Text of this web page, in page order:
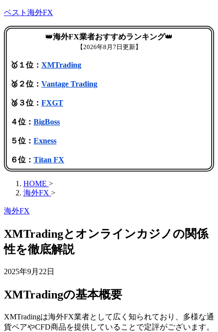
ベスト海外FX
👑海外FX業者おすすめランキング👑
【2026年8月7日更新】
🥇１位： XMTrading
🥈２位： Vantage Trading
🥉３位： FXGT
４位： BigBoss
５位： Exness
６位： Titan FX
HOME >
海外FX >
海外FX
XMTradingとオンラインカジノの関係
性を徹底解説
2025年9月22日
XMTradingの基本概要
XMTradingは海外FX業者として広く知られており、多様な通
貨ペアやCFD商品を提供していることで定評がございます。